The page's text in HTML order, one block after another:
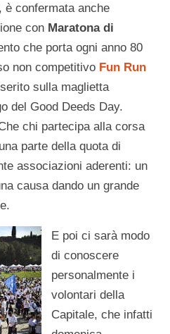
, è confermata anche
con Maratona di
che porta ogni anno 80
non competitivo Fun Run
sulla maglietta
del Good Deeds Day.
chi partecipa alla corsa
parte della quota di
associazioni aderenti: un
causa dando un grande
E poi ci sarà modo
di conoscere
personalmente i
volontari della
Capitale, che infatti